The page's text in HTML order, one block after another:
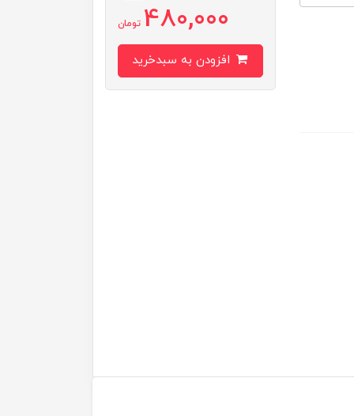
480,000 تومان